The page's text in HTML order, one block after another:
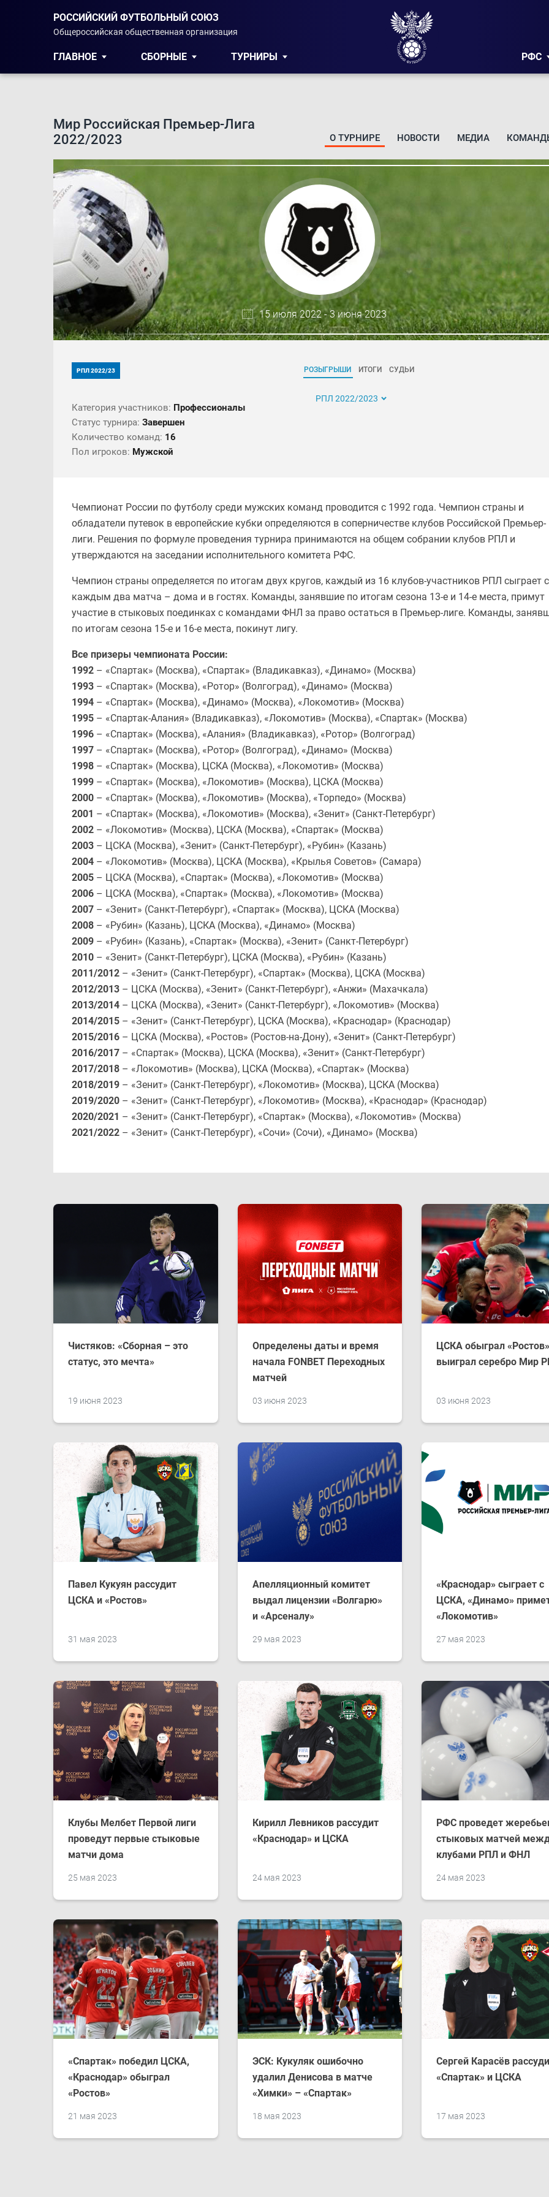
РОССИЙСКИЙ ФУТБОЛЬНЫЙ СОЮЗ
Общероссийская общественная организация
ГЛАВНОЕ СБОРНЫЕ ТУРНИРЫ РФС
Мир Российская Премьер-Лига
2022/2023
О ТУРНИРЕ НОВОСТИ МЕДИА
15 июля 2022 - 3 июня 2023
РПЛ 2022/23
Категория участников: Профессионалы
Статус турнира: Завершен
Количество команд: 16
Пол игроков: Мужской
РОЗЫГРЫШИ ИТОГИ СУДЬИ
РПЛ 2022/2023
Чемпионат России по футболу среди мужских команд проводится с 1992 года. Чемпион страны и
обладатели путевок в европейские кубки определяются в соперничестве клубов Российской Премьер-
лиги. Решения по формуле проведения турнира принимаются на общем собрании клубов РПЛ и
утверждаются на заседании исполнительного комитета РФС.
Чемпион страны определяется по итогам двух кругов, каждый из 16 клубов-участников РПЛ сыграет с
каждым два матча – дома и в гостях. Команды, занявшие по итогам сезона 13-е и 14-е места, примут
участие в стыковых поединках с командами ФНЛ за право остаться в Премьер-лиге. Команды,
по итогам сезона 15-е и 16-е места, покинут лигу.
Все призеры чемпионата России:
1992 – «Спартак» (Москва), «Спартак» (Владикавказ), «Динамо» (Москва)
1993 – «Спартак» (Москва), «Ротор» (Волгоград), «Динамо» (Москва)
1994 – «Спартак» (Москва), «Динамо» (Москва), «Локомотив» (Москва)
1995 – «Спартак-Алания» (Владикавказ), «Локомотив» (Москва), «Спартак» (Москва)
1996 – «Спартак» (Москва), «Алания» (Владикавказ), «Ротор» (Волгоград)
1997 – «Спартак» (Москва), «Ротор» (Волгоград), «Динамо» (Москва)
1998 – «Спартак» (Москва), ЦСКА (Москва), «Локомотив» (Москва)
1999 – «Спартак» (Москва), «Локомотив» (Москва), ЦСКА (Москва)
2000 – «Спартак» (Москва), «Локомотив» (Москва), «Торпедо» (Москва)
2001 – «Спартак» (Москва), «Локомотив» (Москва), «Зенит» (Санкт-Петербург)
2002 – «Локомотив» (Москва), ЦСКА (Москва), «Спартак» (Москва)
2003 – ЦСКА (Москва), «Зенит» (Санкт-Петербург), «Рубин» (Казань)
2004 – «Локомотив» (Москва), ЦСКА (Москва), «Крылья Советов» (Самара)
2005 – ЦСКА (Москва), «Спартак» (Москва), «Локомотив» (Москва)
2006 – ЦСКА (Москва), «Спартак» (Москва), «Локомотив» (Москва)
2007 – «Зенит» (Санкт-Петербург), «Спартак» (Москва), ЦСКА (Москва)
2008 – «Рубин» (Казань), ЦСКА (Москва), «Динамо» (Москва)
2009 – «Рубин» (Казань), «Спартак» (Москва), «Зенит» (Санкт-Петербург)
2010 – «Зенит» (Санкт-Петербург), ЦСКА (Москва), «Рубин» (Казань)
2011/2012 – «Зенит» (Санкт-Петербург), «Спартак» (Москва), ЦСКА (Москва)
2012/2013 – ЦСКА (Москва), «Зенит» (Санкт-Петербург), «Анжи» (Махачкала)
2013/2014 – ЦСКА (Москва), «Зенит» (Санкт-Петербург), «Локомотив» (Москва)
2014/2015 – «Зенит» (Санкт-Петербург), ЦСКА (Москва), «Краснодар» (Краснодар)
2015/2016 – ЦСКА (Москва), «Ростов» (Ростов-на-Дону), «Зенит» (Санкт-Петербург)
2016/2017 – «Спартак» (Москва), ЦСКА (Москва), «Зенит» (Санкт-Петербург)
2017/2018 – «Локомотив» (Москва), ЦСКА (Москва), «Спартак» (Москва)
2018/2019 – «Зенит» (Санкт-Петербург), «Локомотив» (Москва), ЦСКА (Москва)
2019/2020 – «Зенит» (Санкт-Петербург), «Локомотив» (Москва), «Краснодар» (Краснодар)
2020/2021 – «Зенит» (Санкт-Петербург), «Спартак» (Москва), «Локомотив» (Москва)
2021/2022 – «Зенит» (Санкт-Петербург), «Сочи» (Сочи), «Динамо» (Москва)
19 июня 2023
Чистяков: «Сборная – это
статус, это мечта»
03 июня 2023
Определены даты и время
начала FONBET Переходных
матчей
03 июня 2023
ЦСКА обыграл
выиграл серебро Мир
31 мая 2023
Павел Кукуян рассудит
ЦСКА и «Ростов»
29 мая 2023
​Апелляционный комитет
выдал лицензии «Волгарю»
и «Арсеналу»
27 мая 2023
«Краснодар» сыграет с
ЦСКА, «Динамо»
«Локомотив»
25 мая 2023
Клубы Мелбет Первой лиги
проведут первые стыковые
матчи дома
24 мая 2023
Кирилл Левников рассудит
«Краснодар» и ЦСКА
24 мая 2023
РФС проведет
стыковых матчей
клубами РПЛ и ФНЛ
21 мая 2023
«Спартак» победил ЦСКА,
«Краснодар» обыграл
«Ростов»
18 мая 2023
ЭСК: Кукуляк ошибочно
удалил Денисова в матче
«Химки» – «Спартак»
17 мая 2023
Сергей Карасёв
«Спартак» и ЦСКА